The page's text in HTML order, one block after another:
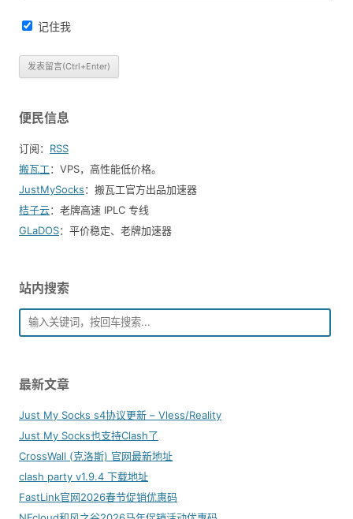
记住我
便民信息
订阅： RSS
搬瓦工：VPS，高性能低价格。️
JustMySocks：搬瓦工官方出品加速器
桔子云：老牌高速 IPLC 专线
GLaDOS：平价稳定、老牌加速器
站内搜索
最新文章
Just My Socks s4协议更新 – Vless/Reality
Just My Socks也支持Clash了
CrossWall (克洛斯) 官网最新地址
clash party v1.9.4 下载地址
FastLink官网2026春节促销优惠码